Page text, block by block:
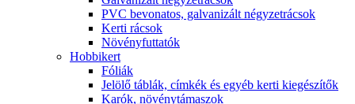
PVC bevonatos, galvanizált négyzetrácsok
Kerti rácsok
Növényfuttatók
Hobbikert
Fóliák
Jelölő táblák, címkék és egyéb kerti kiegészítők
Karók, növénytámaszok